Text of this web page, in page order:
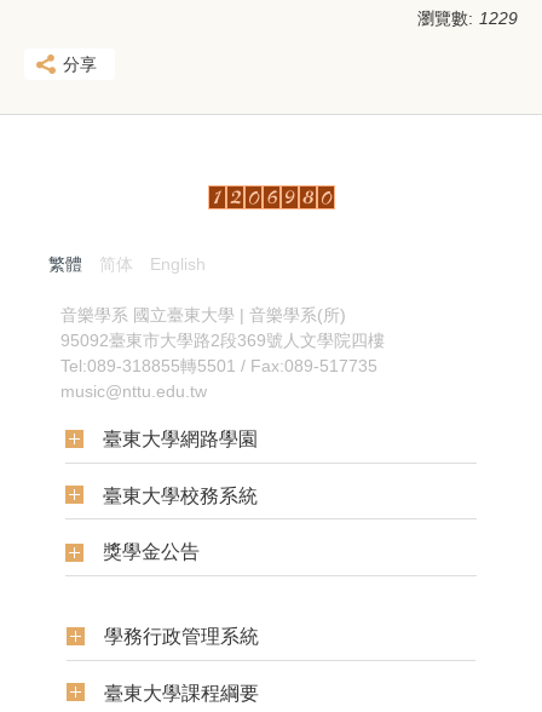
瀏覽數: 1229
分享
繁體 简体
English
音樂學系 國立臺東大學 | 音樂學系(所)
95092臺東市大學路2段369號人文學院四樓
Tel:089-318855轉5501 / Fax:089-517735
music@nttu.edu.tw
臺東大學網路學園
臺東大學校務系統
獎學金公告
學務行政管理系統
臺東大學課程綱要